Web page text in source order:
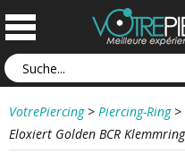
VotrePiercing > Piercing-Ring >
Eloxiert Golden BCR Klemmring